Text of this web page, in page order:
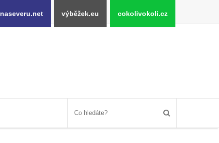
naseveru.net výběžek.eu cokolivokoli.cz